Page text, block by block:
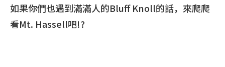
如果你們也遇到滿滿人的Bluff Knoll的話，來爬爬
看Mt. Hassell吧!?